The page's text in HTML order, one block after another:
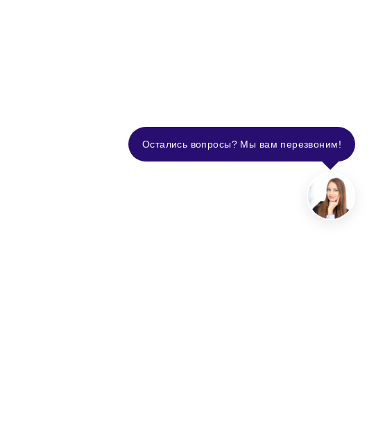
Остались вопросы? Мы вам перезвоним!